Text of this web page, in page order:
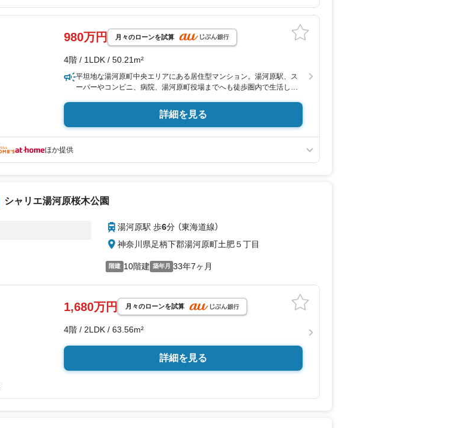
980万円 月々のローンを試算
4階 / 1LDK / 50.21m²
平坦地な湯河原町中央エリアにある居住型マンション。湯河原駅、ス
ーパーやコンビニ、病院、湯河原町役場までへも徒歩圏内で生活しや
けやすい間取りとなっており、コンパクトながらも利用しやすいで
す。湯河原に移住をしたい方はぜひご検討ください。
詳細を見る
ほか提供
シャリエ湯河原桜木公園
湯河原駅 歩6分 （東海道線）
神奈川県足柄下郡湯河原町土肥５丁目
階建 10階建 築年月 33年7ヶ月
1,680万円 月々のローンを試算
4階 / 2LDK / 63.56m²
詳細を見る